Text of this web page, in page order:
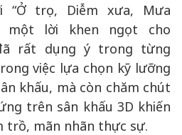
“Ở trọ, Diễm xưa, Mưa
một lời khen ngọt cho
rất dụng ý trong từng
việc lựa chọn kỹ lưỡng
khấu, mà còn chăm chút
trên sân khấu 3D khiến
trồ, mãn nhãn thực sự.